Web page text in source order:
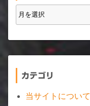
カテゴリ
当サイトについて